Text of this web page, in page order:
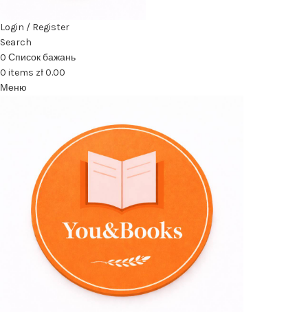
Login / Register
Search
0 Список бажань
0 items zł0.00
Меню